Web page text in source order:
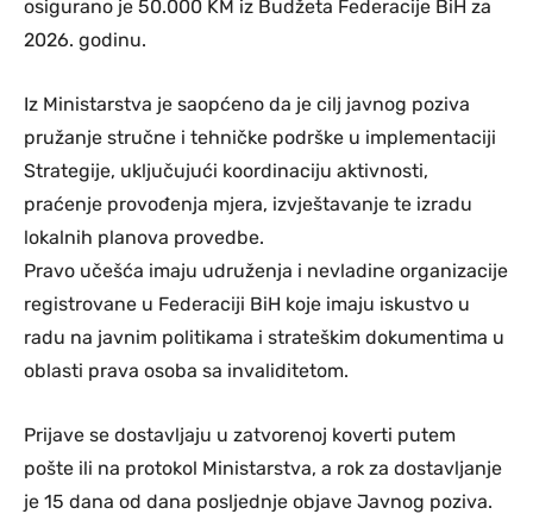
osigurano je 50.000 KM iz Budžeta Federacije BiH za
2026. godinu.
Iz Ministarstva je saopćeno da je cilj javnog poziva
pružanje stručne i tehničke podrške u implementaciji
Strategije, uključujući koordinaciju aktivnosti,
praćenje provođenja mjera, izvještavanje te izradu
lokalnih planova provedbe.
Pravo učešća imaju udruženja i nevladine organizacije
registrovane u Federaciji BiH koje imaju iskustvo u
radu na javnim politikama i strateškim dokumentima u
oblasti prava osoba sa invaliditetom.
Prijave se dostavljaju u zatvorenoj koverti putem
pošte ili na protokol Ministarstva, a rok za dostavljanje
je 15 dana od dana posljednje objave Javnog poziva.